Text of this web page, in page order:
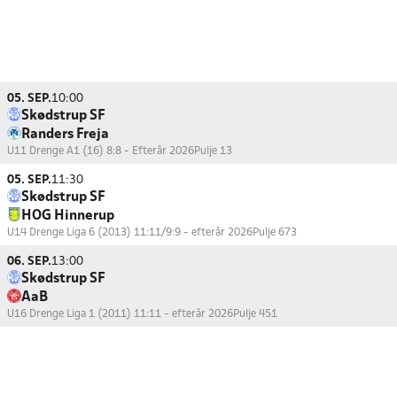
05. SEP.10:00
Skødstrup SF
Randers Freja
U11 Drenge A1 (16) 8:8 - Efterår 2026Pulje 13
05. SEP.11:30
Skødstrup SF
HOG Hinnerup
U14 Drenge Liga 6 (2013) 11:11/9:9 - efterår 2026Pulje 673
06. SEP.13:00
Skødstrup SF
AaB
U16 Drenge Liga 1 (2011) 11:11 - efterår 2026Pulje 451